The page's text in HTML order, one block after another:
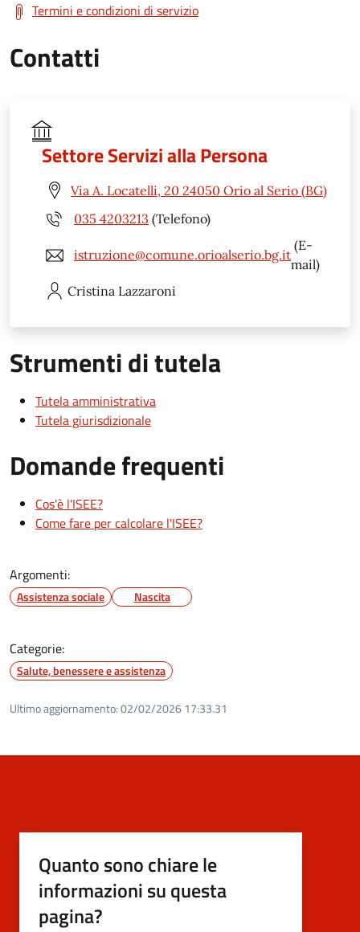
Termini e condizioni di servizio
Contatti
Settore Servizi alla Persona
Via A. Locatelli, 20 24050 Orio al Serio (BG)
035 4203213 (Telefono)
istruzione@comune.orioalserio.bg.it
(E-
mail)
Cristina Lazzaroni
Strumenti di tutela
Tutela amministrativa
Tutela giurisdizionale
Domande frequenti
Cos'è l'ISEE?
Come fare per calcolare l'ISEE?
Argomenti:
Assistenza sociale Nascita
Categorie:
Salute, benessere e assistenza
Ultimo aggiornamento:02/02/2026 17:33.31
Quanto sono chiare le
informazioni su questa
pagina?